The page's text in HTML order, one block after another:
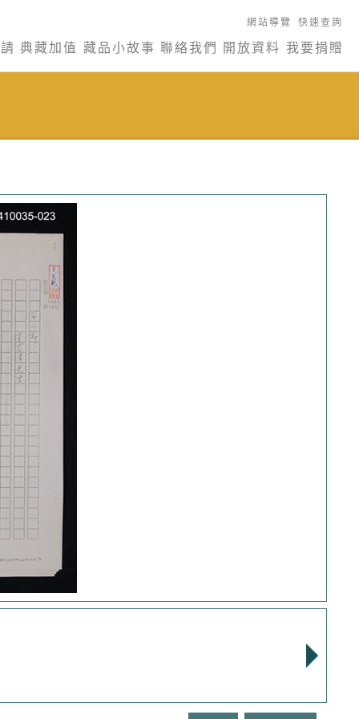
網站導覽 快速查詢
典藏加值 藏品小故事 聯絡我們 開放資料 我要捐贈